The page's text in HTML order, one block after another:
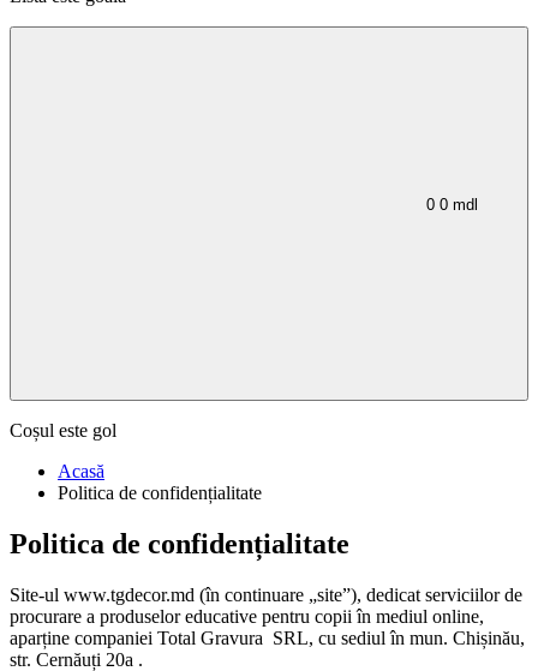
0 0 mdl
Coșul este gol
Acasă
Politica de confidențialitate
Politica de confidențialitate
Site-ul www.tgdecor.md (în continuare „site”), dedicat serviciilor de
procurare a produselor educative pentru copii în mediul online,
aparține companiei Total Gravura SRL, cu sediul în mun. Chișinău,
str. Cernăuți 20a .